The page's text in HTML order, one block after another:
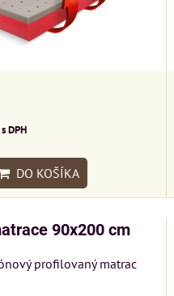
s DPH
DO KOŠÍKA
90x200 cm
profilovaný matrac